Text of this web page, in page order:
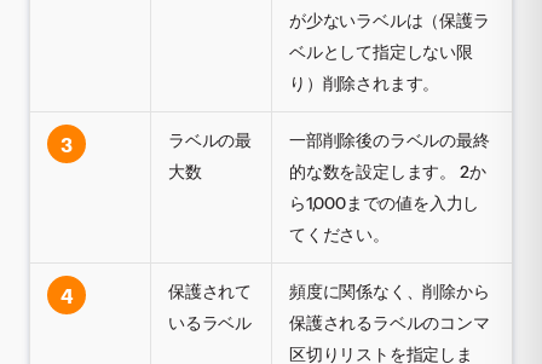
が少ないラベルは（保護ラ
ベルとして指定しない限
り）削除されます。
3
ラベルの最
大数
一部削除後のラベルの最終
的な数を設定します。 2か
ら1,000までの値を入力し
てください。
4
保護されて
いるラベル
頻度に関係なく、削除から
保護されるラベルのコンマ
区切りリストを指定しま